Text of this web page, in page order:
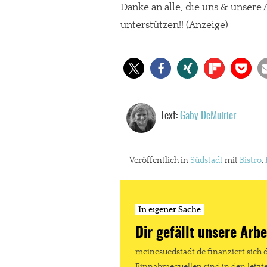
Dir gefällt
meinesuedstadt.de finanziert sich
Danke an alle, die uns &
unterstützen!! (Anzeige)
Text: Gaby DeMuirier
Veröffentlich inSüdstadtmitBistro,
In eigener Sache
Dir gefällt unsere
meinesuedstadt.de finanziert sich